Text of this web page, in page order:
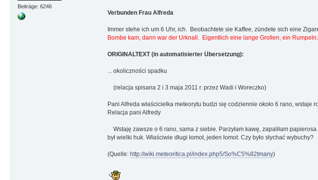
Beiträge: 6246
Verbunden Frau Alfreda
Immer stehe ich um 6 Uhr, ich. Beobachtete sie Kaffee, zündete sich eine
Bombe kam, dann war der Urknall.
Eigentlich eine lange Grollen, ein
ORIGINALTEXT (in automatisierter Übersetzung):
... okoliczności spadku
(relacja spisana 2 i 3 maja 2011 r. przez Wadi i Woreczko)
Pani Alfreda właścicielka meteorytu budzi się codziennie około 6 rano, wstaje
Relacja pani Alfredy
Wstaję zawsze o 6 rano, sama z siebie. Parzyłam kawę, zapaliłam
był wielki huk. Właściwie długi łomot, jeden łomot. Czy było słychać wybuchy?
(Quelle: http://wiki.meteoritica.pl/index.php5/So%C5%82tmany)